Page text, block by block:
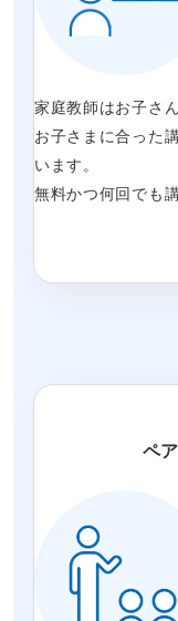
家庭教師はお子さ
お子さまに合った
います。
無料かつ何回でも
ペ